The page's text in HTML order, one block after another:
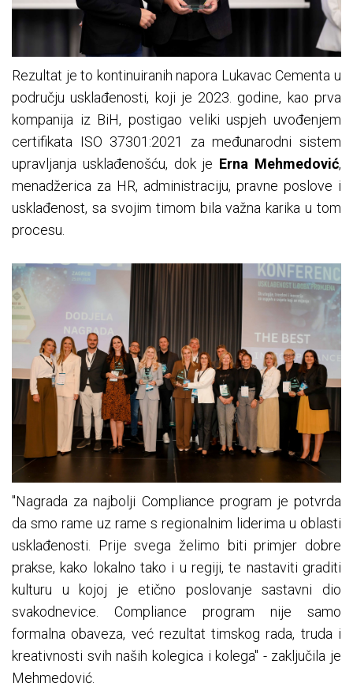
Rezultat je to kontinuiranih napora Lukavac Cementa u
području usklađenosti, koji je 2023. godine, kao prva
kompanija iz BiH, postigao veliki uspjeh uvođenjem
certifikata ISO 37301:2021 za međunarodni sistem
upravljanja usklađenošću, dok je Erna Mehmedović,
menadžerica za HR, administraciju, pravne poslove i
usklađenost, sa svojim timom bila važna karika u tom
procesu.
"Nagrada za najbolji Compliance program je potvrda
da smo rame uz rame s regionalnim liderima u oblasti
usklađenosti. Prije svega želimo biti primjer dobre
prakse, kako lokalno tako i u regiji, te nastaviti graditi
kulturu u kojoj je etično poslovanje sastavni dio
svakodnevice. Compliance program nije samo
formalna obaveza, već rezultat timskog rada, truda i
kreativnosti svih naših kolegica i kolega" - zaključila je
Mehmedović.